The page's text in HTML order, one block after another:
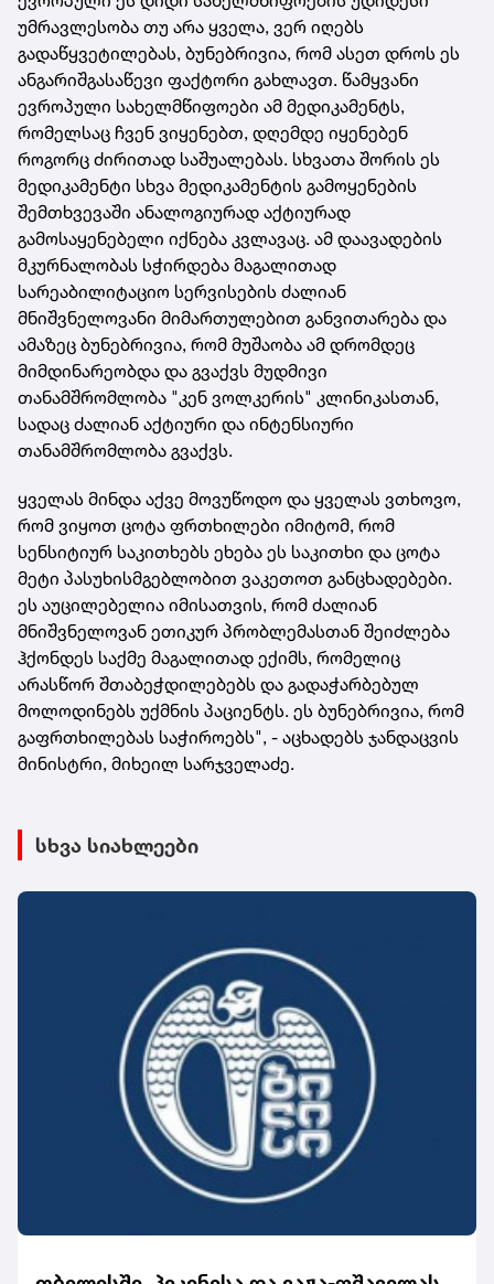
უმრავლესობა თუ არა ყველა, ვერ იღებს
გადაწყვეტილებას, ბუნებრივია, რომ ასეთ დროს ეს
ანგარიშგასაწევი ფაქტორი გახლავთ. წამყვანი
ევროპული სახელმწიფოები ამ მედიკამენტს,
რომელსაც ჩვენ ვიყენებთ, დღემდე იყენებენ
როგორც ძირითად საშუალებას. სხვათა შორის ეს
მედიკამენტი სხვა მედიკამენტის გამოყენების
შემთხვევაში ანალოგიურად აქტიურად
გამოსაყენებელი იქნება კვლავაც. ამ დაავადების
მკურნალობას სჭირდება მაგალითად
სარეაბილიტაციო სერვისების ძალიან
მნიშვნელოვანი მიმართულებით განვითარება და
ამაზეც ბუნებრივია, რომ მუშაობა ამ დრომდეც
მიმდინარეობდა და გვაქვს მუდმივი
თანამშრომლობა "კენ ვოლკერის" კლინიკასთან,
სადაც ძალიან აქტიური და ინტენსიური
თანამშრომლობა გვაქვს.
ყველას მინდა აქვე მოვუწოდო და ყველას ვთხოვო,
რომ ვიყოთ ცოტა ფრთხილები იმიტომ, რომ
სენსიტიურ საკითხებს ეხება ეს საკითხი და ცოტა
მეტი პასუხისმგებლობით ვაკეთოთ განცხადებები.
ეს აუცილებელია იმისათვის, რომ ძალიან
მნიშვნელოვან ეთიკურ პრობლემასთან შეიძლება
ჰქონდეს საქმე მაგალითად ექიმს, რომელიც
არასწორ შთაბეჭდილებებს და გადაჭარბებულ
მოლოდინებს უქმნის პაციენტს. ეს ბუნებრივია, რომ
გაფრთხილებას საჭიროებს", - აცხადებს ჯანდაცვის
მინისტრი, მიხეილ სარჯველაძე.
სხვა სიახლეები